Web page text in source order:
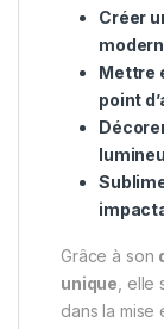
Créer
Mettre
point
Grâce à son
unique ,
dans la mise